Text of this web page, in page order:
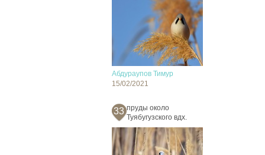
Абдураупов Тимур
15/02/2021
33 пруды около
Туябугузского вдх.